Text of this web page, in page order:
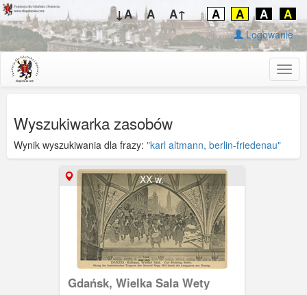
↓A A A↑ A A A A
Logowanie
Wyszukiwarka zasobów
Wynik wyszukiwania dla frazy: "karl altmann, berlin-friedenau"
XX w.
Gdańsk, Wielka Sala Wety